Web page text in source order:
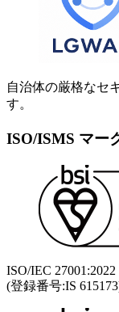
自治体の厳格なセ
す。
ISO/ISMS マー
ISO/IEC 27001:2022
(登録番号:IS